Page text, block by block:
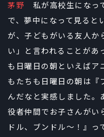
茅野 私が高校生になっ
で、夢中になって見ると
が、子どもがいる友人か
い」と言われることがあ
も日曜日の朝といえばア
もたちも日曜日の朝は『
んだなと実感しました。
役者仲間でお子さんがい
ドル、ブンドル～！』っ